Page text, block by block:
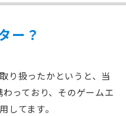
ー？
り扱ったかというと、当
っており、そのゲームエ
てます。